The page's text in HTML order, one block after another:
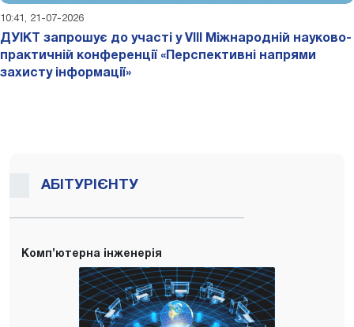
10:41, 21-07-2026
ДУІКТ запрошує до участі у VIII Міжнародній науково-
практичній конференції «Перспективні напрями
захисту інформації»
АБІТУРІЄНТУ
Комп’ютерна інженерія